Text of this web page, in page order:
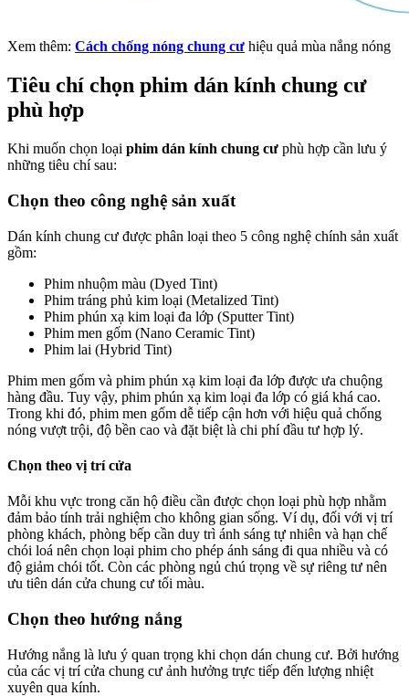
Xem thêm: Cách chống nóng chung cư hiệu quả mùa nắng nóng
Tiêu chí chọn phim dán kính chung cư
phù hợp
Khi muốn chọn loại phim dán kính chung cư phù hợp cần lưu ý
những tiêu chí sau:
Chọn theo công nghệ sản xuất
Dán kính chung cư được phân loại theo 5 công nghệ chính sản xuất
gồm:
Phim nhuộm màu (Dyed Tint)
Phim tráng phủ kim loại (Metalized Tint)
Phim phún xạ kim loại đa lớp (Sputter Tint)
Phim men gốm (Nano Ceramic Tint)
Phim lai (Hybrid Tint)
Phim men gốm và phim phún xạ kim loại đa lớp được ưa chuộng
hàng đầu. Tuy vậy, phim phún xạ kim loại đa lớp có giá khá cao.
Trong khi đó, phim men gốm dễ tiếp cận hơn với hiệu quả chống
nóng vượt trội, độ bền cao và đặt biệt là chi phí đầu tư hợp lý.
Chọn theo vị trí cửa
Mỗi khu vực trong căn hộ điều cần được chọn loại phù hợp nhằm
đảm bảo tính trải nghiệm cho không gian sống. Ví dụ, đối với vị trí
phòng khách, phòng bếp cần duy trì ánh sáng tự nhiên và hạn chế
chói loá nên chọn loại phim cho phép ánh sáng đi qua nhiều và có
độ giảm chói tốt. Còn các phòng ngủ chú trọng về sự riêng tư nên
ưu tiên dán cửa chung cư tối màu.
Chọn theo hướng nắng
Hướng nắng là lưu ý quan trọng khi chọn dán chung cư. Bởi hướng
của các vị trí cửa chung cư ảnh hưởng trực tiếp đến lượng nhiệt
xuyên qua kính.